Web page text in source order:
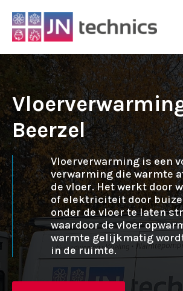
Beerzel
Vloerverwarming is een
verwarming die warmte
de vloer. Het werkt door
of elektriciteit door
onder de vloer te laten
waardoor de vloer
warmte gelijkmatig
in de ruimte.